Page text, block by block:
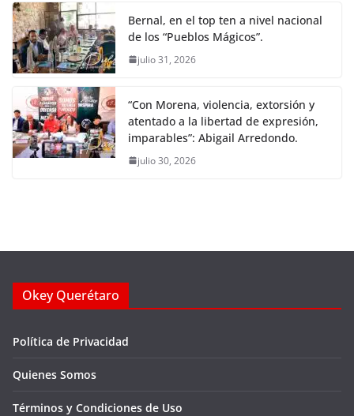
Bernal, en el top ten a nivel nacional
de los “Pueblos Mágicos”.
julio 31, 2026
“Con Morena, violencia, extorsión y
atentado a la libertad de expresión,
imparables”: Abigail Arredondo.
julio 30, 2026
Okey Querétaro
Política de Privacidad
Quienes Somos
Términos y Condiciones de Uso